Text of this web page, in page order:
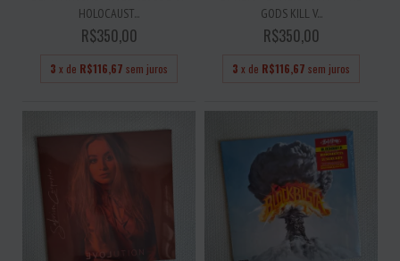
HOLOCAUST...
R$350,00
3 x de R$116,67 sem juros
GODS KILL V...
R$350,00
3 x de R$116,67 sem juros